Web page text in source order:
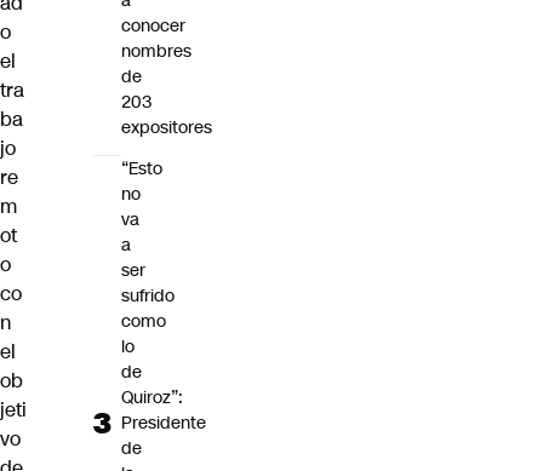
o
el
tra
ba
jo
re
m
ot
o
co
n
el
ob
jeti
vo
conocer
nombres
de
203
expositores
“Esto
no
va
a
ser
sufrido
como
lo
de
Quiroz”:
Presidente
de